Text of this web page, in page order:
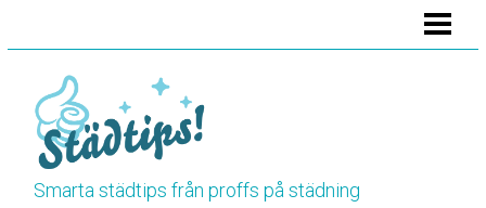
STÄDA KÖKET
STÄDA TOALETTEN
Smarta städtips från proffs på städning